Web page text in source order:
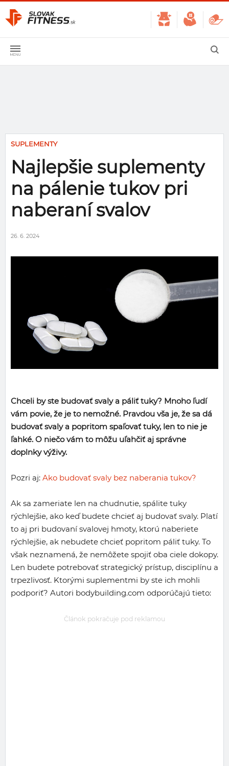
SUPLEMENTY
Najlepšie suplementy
na pálenie tukov pri
naberaní svalov
26. 6. 2024
Chceli by ste budovať svaly a páliť tuky? Mnoho ľudí
vám povie, že je to nemožné. Pravdou vša je, že sa dá
budovať svaly a popritom spaľovať tuky, len to nie je
ľahké. O niečo vám to môžu uľahčiť aj správne
doplnky výživy.
Pozri aj: Ako budovať svaly bez naberania tukov?
Ak sa zameriate len na chudnutie, spálite tuky
rýchlejšie, ako keď budete chcieť aj budovať svaly. Platí
to aj pri budovaní svalovej hmoty, ktorú naberiete
rýchlejšie, ak nebudete chcieť popritom páliť tuky. To
však neznamená, že nemôžete spojiť oba ciele dokopy.
Len budete potrebovať strategický prístup, disciplínu a
trpezlivosť. Ktorými suplementmi by ste ich mohli
podporiť? Autori bodybuilding.com odporúčajú tieto:
Článok pokračuje pod reklamou